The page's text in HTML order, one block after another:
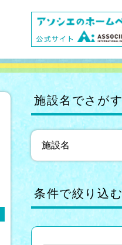
施設名でさがす
条件で絞り込む